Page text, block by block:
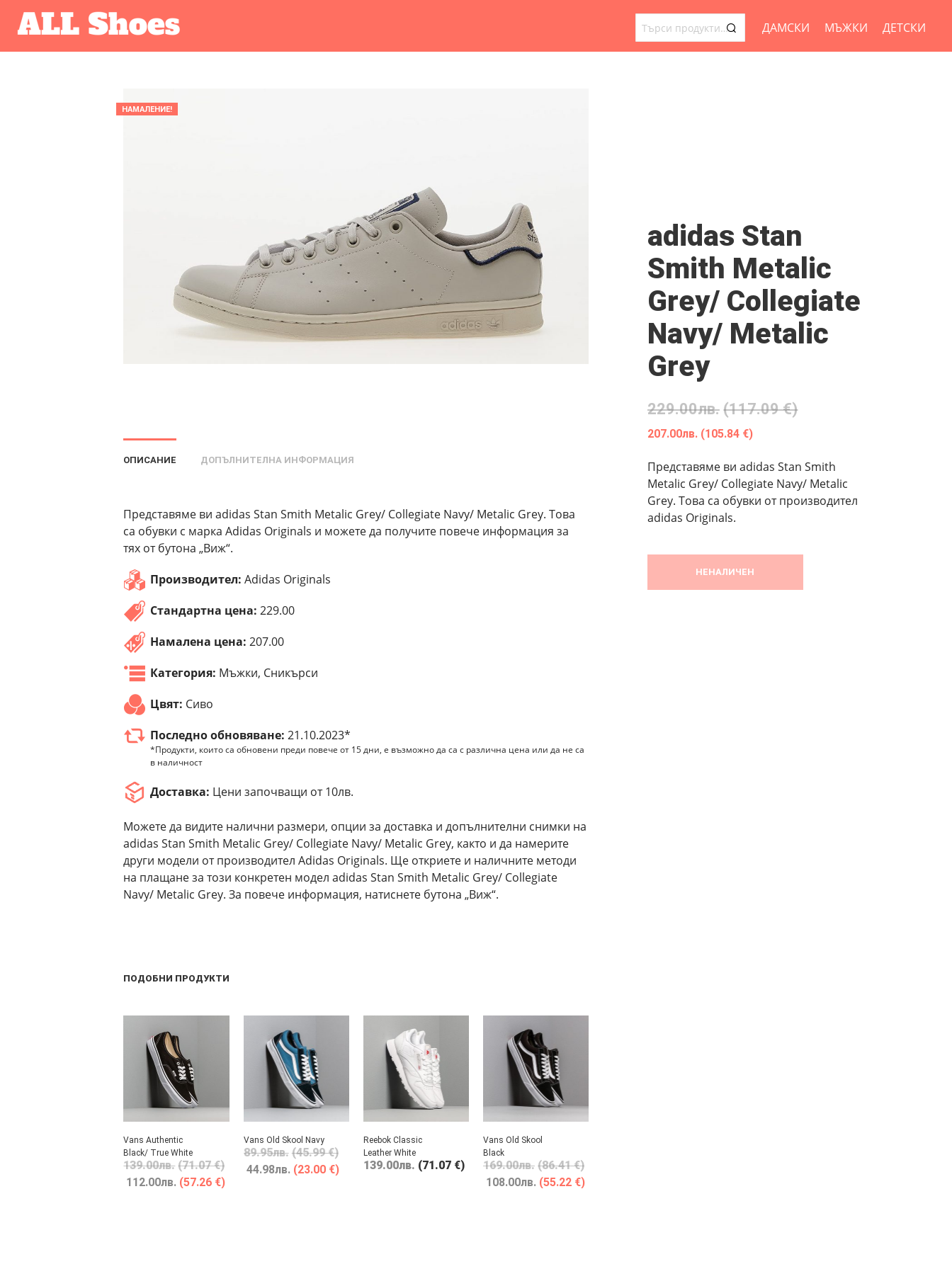
ТЪРСЕНЕ
ДАМСКИ МЪЖКИ ДЕТСКИ
НАМАЛЕНИЕ!
adidas Stan
Smith Metalic
Grey/ Collegiate
Navy/ Metalic
Grey
229.00лв. (117.09 €)
207.00лв. (105.84 €)
Представяме ви adidas Stan Smith
Metalic Grey/ Collegiate Navy/ Metalic
Grey. Това са обувки от производител
adidas Originals.
НЕНАЛИЧЕН
ОПИСАНИЕ ДОПЪЛНИТЕЛНА ИНФОРМАЦИЯ
Представяме ви adidas Stan Smith Metalic Grey/ Collegiate Navy/ Metalic Grey. Това
са обувки с марка Adidas Originals и можете да получите повече информация за
тях от бутона „Виж“.
Производител: Adidas Originals
Стандартна цена: 229.00
Намалена цена: 207.00
Категория: Мъжки, Сникърси
Цвят: Сиво
Последно обновяване: 21.10.2023*
*Продукти, които са обновени преди повече от 15 дни, е възможно да са с различна цена или да не са
в наличност
Доставка: Цени започващи от 10лв.
Можете да видите налични размери, опции за доставка и допълнителни снимки на
adidas Stan Smith Metalic Grey/ Collegiate Navy/ Metalic Grey, както и да намерите
други модели от производител Adidas Originals. Ще откриете и наличните методи
на плащане за този конкретен модел adidas Stan Smith Metalic Grey/ Collegiate
Navy/ Metalic Grey. За повече информация, натиснете бутона „Виж“.
ПОДОБНИ ПРОДУКТИ
Vans Authentic
Black/ True White
139.00лв. (71.07 €)
112.00лв. (57.26 €)
Vans Old Skool Navy
89.95лв. (45.99 €)
44.98лв. (23.00 €)
Reebok Classic
Leather White
139.00лв. (71.07 €)
Vans Old Skool
Black
169.00лв. (86.41 €)
108.00лв. (55.22 €)